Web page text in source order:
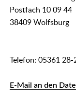
Postfach 10 09 44
38409 Wolfsburg
Telefon: 05361 28-
E-Mail an den